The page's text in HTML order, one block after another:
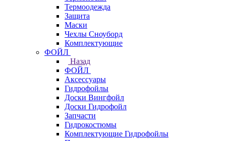
Термоодежда
Защита
Маски
Чехлы Сноуборд
Комплектующие
ФОЙЛ
Назад
ФОЙЛ
Аксессуары
Гидрофойлы
Доски Вингфойл
Доски Гидрофойл
Запчасти
Гидрокостюмы
Комплектующие Гидрофойлы